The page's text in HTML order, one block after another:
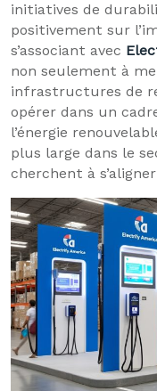
initiatives de
positivement sur
s’associant avec
non seulement à
infrastructures de
opérer dans un
l’énergie
plus large dans le
cherchent à